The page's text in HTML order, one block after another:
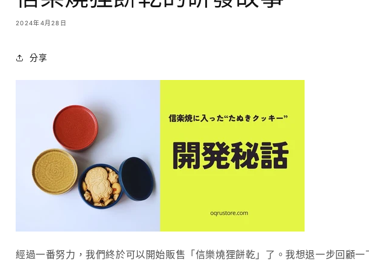
2024年4月28日
分享
經過一番努力，我們終於可以開始販售「信樂燒狸餅乾」了。我想退一步回顧一